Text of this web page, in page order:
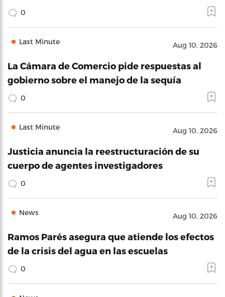
0
Last Minute Aug 10, 2026
La Cámara de Comercio pide respuestas al
gobierno sobre el manejo de la sequía
0
Last Minute Aug 10, 2026
Justicia anuncia la reestructuración de su
cuerpo de agentes investigadores
0
News Aug 10, 2026
Ramos Parés asegura que atiende los efectos
de la crisis del agua en las escuelas
0